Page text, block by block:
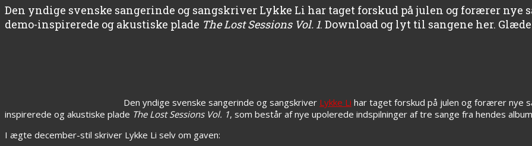
Den yndige svenske sangerinde og sangskriver Lykke Li har taget forskud på julen og forærer nye
demo-inspirerede og akustiske plade The Lost Sessions Vol. 1. Download og lyt til sangene her.
Den yndige svenske sangerinde og sangskriver Lykke Li har taget forskud på julen og forærer nye
inspirerede og akustiske plade The Lost Sessions Vol. 1, som består af nye upolerede indspilninger af tre sange fra hendes
I ægte december-stil skriver Lykke Li selv om gaven: